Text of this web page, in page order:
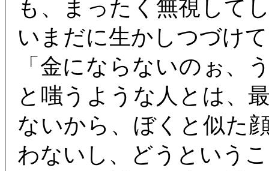
も、まったく無視して
いまだに生かしつづけ
「金にならないのぉ、
と嗤うような人とは、
ないから、ぼくと似た
わないし、どうという